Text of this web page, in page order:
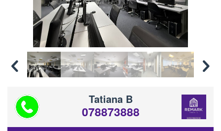
Tatiana B
078873888